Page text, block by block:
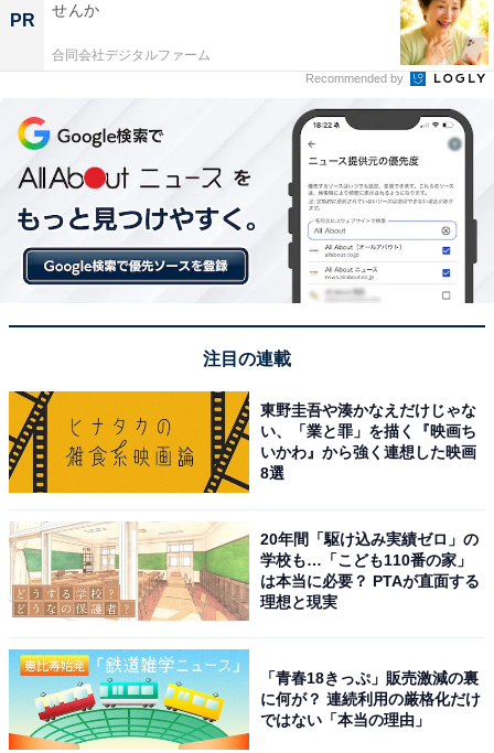
メーカー
発売日
2026年6月
価格
税込500円
全5種
・ネックレス
・ブレスレット（ベリエちゃん）
・ブレスレット（ブルーベリエちゃん）
・リング（ベリエちゃん）
Amazonで見る
PR
せんか
合同会社デジタルファーム
Recommended by
注目の連載
東野圭吾や湊かなえだけじゃな
い、「業と罪」を描く『映画ち
いかわ』から強く連想した映画
8選
20年間「駆け込み実績ゼロ」の
学校も…「こども110番の家」
は本当に必要？ PTAが直面する
理想と現実
「青春18きっぷ」販売激減の裏
に何が？ 連続利用の厳格化だけ
ではない「本当の理由」